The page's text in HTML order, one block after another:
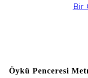
Bir
Öykü Penceresi